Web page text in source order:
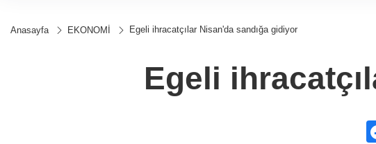
Anasayfa EKONOMİ Egeli ihracatçılar Nisan'da sandığa gidiyor
Egeli